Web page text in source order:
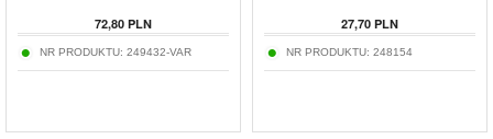
72,80 PLN
NR PRODUKTU: 249432-VAR
27,70 PLN
NR PRODUKTU: 248154